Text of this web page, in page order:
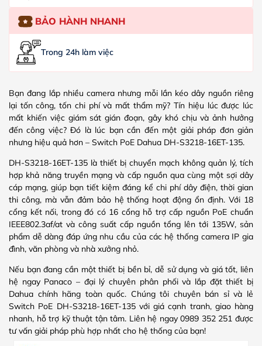
BẢO HÀNH NHANH
Trong 24h làm việc
Bạn đang lắp nhiều camera nhưng mỗi lần kéo dây nguồn riêng
lại tốn công, tốn chi phí và mất thẩm mỹ? Tín hiệu lúc được lúc
mất khiến việc giám sát gián đoạn, gây khó chịu và ảnh hưởng
đến công việc? Đó là lúc bạn cần đến một giải pháp đơn giản
nhưng hiệu quả hơn – Switch PoE Dahua DH-S3218-16ET-135.
DH-S3218-16ET-135 là thiết bị chuyển mạch không quản lý, tích
hợp khả năng truyền mạng và cấp nguồn qua cùng một sợi dây
cáp mạng, giúp bạn tiết kiệm đáng kể chi phí dây điện, thời gian
thi công, mà vẫn đảm bảo hệ thống hoạt động ổn định. Với 18
cổng kết nối, trong đó có 16 cổng hỗ trợ cấp nguồn PoE chuẩn
IEEE802.3af/at và công suất cấp nguồn tổng lên tới 135W, sản
phẩm dễ dàng đáp ứng nhu cầu của các hệ thống camera IP gia
đình, văn phòng và nhà xưởng nhỏ.
Nếu bạn đang cần một thiết bị bền bỉ, dễ sử dụng và giá tốt, liên
hệ ngay Panaco – đại lý chuyên phân phối và lắp đặt thiết bị
Dahua chính hãng toàn quốc. Chúng tôi chuyên bán sỉ và lẻ
Switch PoE DH-S3218-16ET-135 với giá cạnh tranh, giao hàng
nhanh, hỗ trợ kỹ thuật tận tâm. Liên hệ ngay 0989 352 251 được
tư vấn giải pháp phù hợp nhất cho hệ thống của bạn!